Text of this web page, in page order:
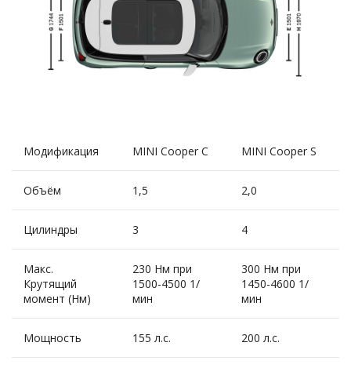
Модификация MINI Cooper С MINI Cooper S
Объём 1,5 2,0
Цилиндры 3 4
Макс.
Крутящий
момент (Нм)
230 Нм при
1500-4500 1/
мин
300 Нм при
1450-4600 1/
мин
Мощность 155 л.с. 200 л.с.